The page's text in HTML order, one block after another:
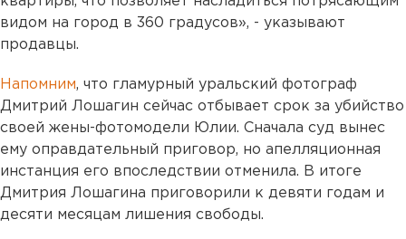
видом на город в 360 градусов», - указывают
продавцы.
Напомним, что гламурный уральский фотограф
Дмитрий Лошагин сейчас отбывает срок за убийство
своей жены-фотомодели Юлии. Сначала суд вынес
ему оправдательный приговор, но апелляционная
инстанция его впоследствии отменила. В итоге
Дмитрия Лошагина приговорили к девяти годам и
десяти месяцам лишения свободы.